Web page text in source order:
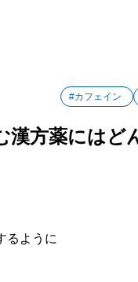
#カフェイン
漢方薬にはど
るように